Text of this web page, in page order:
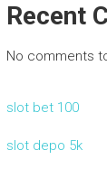
Recent
No comments
slot bet 100
slot depo 5k